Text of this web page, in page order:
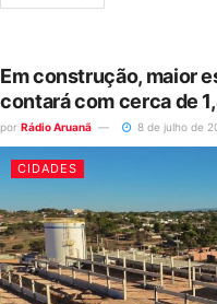
Em construção, maior
contará com cerca de
por Rádio Aruanã 8 de julho de
CIDADES